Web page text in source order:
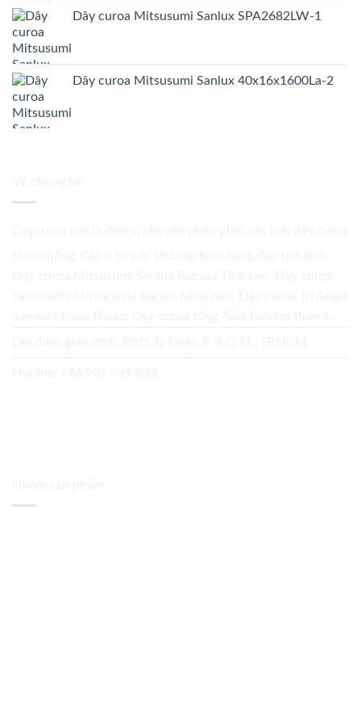
Dây curoa Mitsusumi Sanlux SPA2682LW-1
Dây curoa Mitsusumi Sanlux 40x16x1600La-2